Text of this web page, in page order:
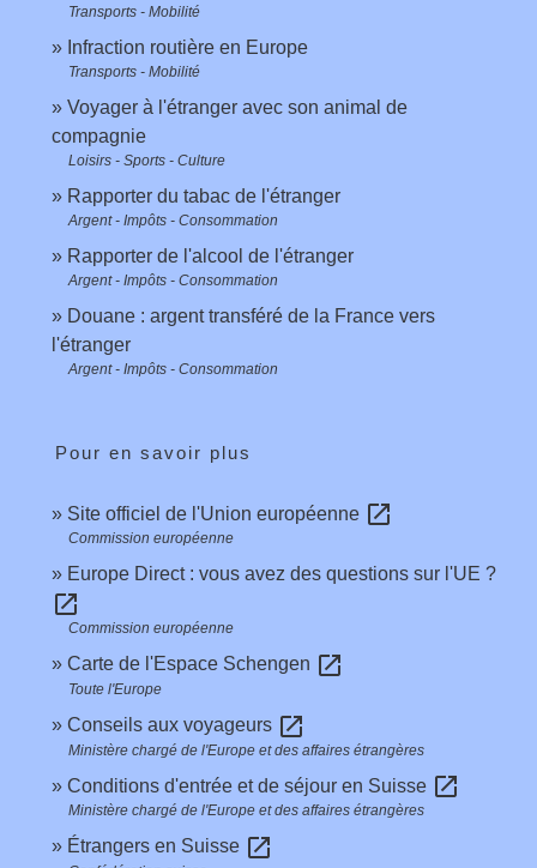
Transports - Mobilité
Infraction routière en Europe
Transports - Mobilité
Voyager à l'étranger avec son animal de
compagnie
Loisirs - Sports - Culture
Rapporter du tabac de l'étranger
Argent - Impôts - Consommation
Rapporter de l'alcool de l'étranger
Argent - Impôts - Consommation
Douane : argent transféré de la France vers
l'étranger
Argent - Impôts - Consommation
Pour en savoir plus
Site officiel de l'Union européenne open_in_new
Commission européenne
Europe Direct : vous avez des questions sur l'UE ?
open_in_new
Commission européenne
Carte de l'Espace Schengen open_in_new
Toute l'Europe
Conseils aux voyageurs open_in_new
Ministère chargé de l'Europe et des affaires étrangères
Conditions d'entrée et de séjour en Suisse open_in_new
Ministère chargé de l'Europe et des affaires étrangères
Étrangers en Suisse open_in_new